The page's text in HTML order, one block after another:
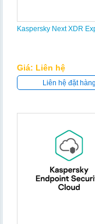
Kaspersky Next XDR
Giá: Liên hệ
Liên hệ đặt hàng